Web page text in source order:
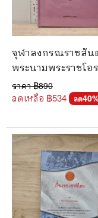
จุฬาลงกรณราชสัน
พระนามพระราชโอ
ราชธิดาและพระราช
ราคา ฿890
ลดเหลือ ฿534 ลด40